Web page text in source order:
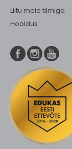
Liitu meie tiimiga
Hooldus